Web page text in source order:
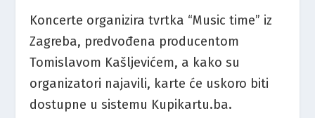
Koncerte organizira tvrtka “Music time” iz
Zagreba, predvođena producentom
Tomislavom Kašljevićem, a kako su
organizatori najavili, karte će uskoro biti
dostupne u sistemu Kupikartu.ba.